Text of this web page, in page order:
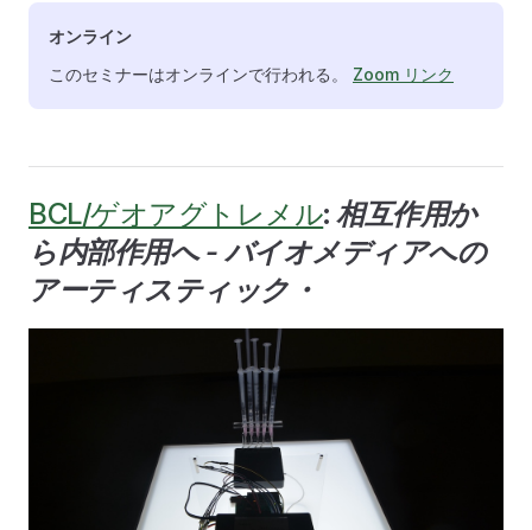
オンライン
このセミナーはオンラインで行われる。 Zoom リンク
BCL/ゲオアグトレメル:相互作用か
ら内部作用へ - バイオメディアへの
アーティスティック・